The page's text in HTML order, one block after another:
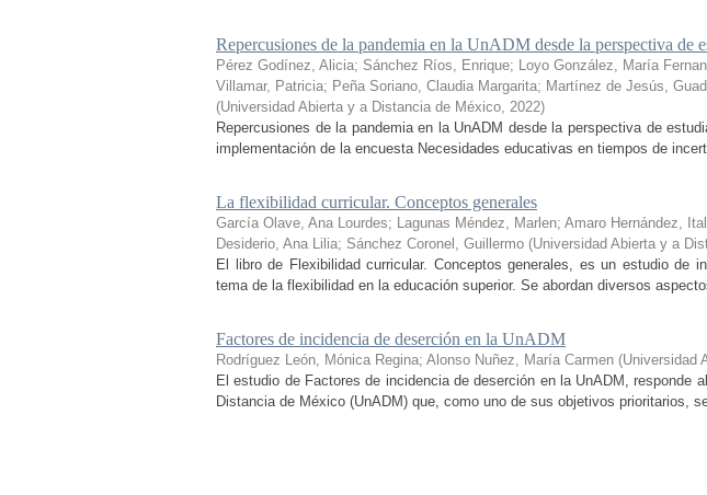
Repercusiones de la pandemia en la UnADM desde la perspectiva de
Pérez Godínez, Alicia; Sánchez Ríos, Enrique; Loyo González, María
Villamar, Patricia; Peña Soriano, Claudia Margarita; Martínez de Jesús,
(Universidad Abierta y a Distancia de México, 2022)
Repercusiones de la pandemia en la UnADM desde la perspectiva de
implementación de la encuesta Necesidades educativas en tiempos de
La flexibilidad curricular. Conceptos generales
García Olave, Ana Lourdes; Lagunas Méndez, Marlen; Amaro Hernández,
Desiderio, Ana Lilia; Sánchez Coronel, Guillermo (Universidad Abierta y a
El libro de Flexibilidad curricular. Conceptos generales, es un estudio de
tema de la flexibilidad en la educación superior. Se abordan diversos
Factores de incidencia de deserción en la UnADM
Rodríguez León, Mónica Regina; Alonso Nuñez, María Carmen (Universidad
El estudio de Factores de incidencia de deserción en la UnADM, responde
Distancia de México (UnADM) que, como uno de sus objetivos prioritarios,